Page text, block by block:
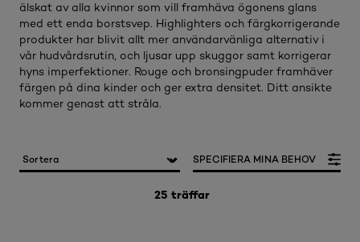
älskat av alla kvinnor som vill framhäva ögonens glans
med ett enda borstsvep. Highlighters och färgkorrigerande
produkter har blivit allt mer användarvänliga alternativ i
vår hudvårdsrutin, och ljusar upp skuggor samt korrigerar
hyns imperfektioner. Rouge och bronsingpuder framhäver
färgen på dina kinder och ger extra densitet. Ditt ansikte
kommer genast att stråla.
25 träffar
SPECIFIERA MINA BEHOV